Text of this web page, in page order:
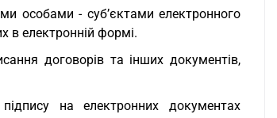
особами - суб’єктами електронного
в електронній формі.
договорів та інших документів,
на електронних документах